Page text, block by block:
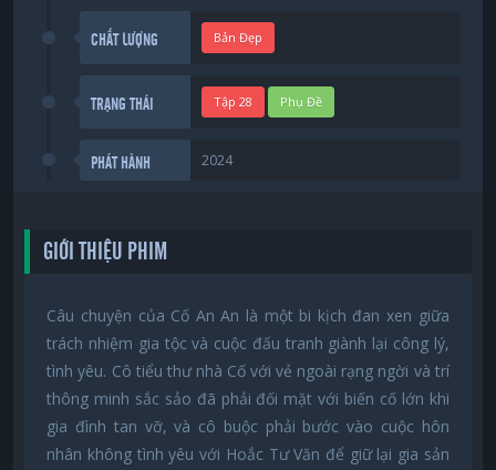
CHẤT LƯỢNG Bản Đẹp
TRẠNG THÁI Tập 28 Phụ Đề
PHÁT HÀNH 2024
GIỚI THIỆU PHIM
Câu chuyện của Cố An An là một bi kịch đan xen giữa
trách nhiệm gia tộc và cuộc đấu tranh giành lại công lý,
tình yêu. Cô tiểu thư nhà Cố với vẻ ngoài rạng ngời và trí
thông minh sắc sảo đã phải đối mặt với biến cố lớn khi
gia đình tan vỡ, và cô buộc phải bước vào cuộc hôn
nhân không tình yêu với Hoắc Tư Văn để giữ lại gia sản